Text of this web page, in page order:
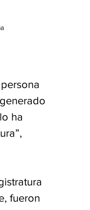
ha
fueron